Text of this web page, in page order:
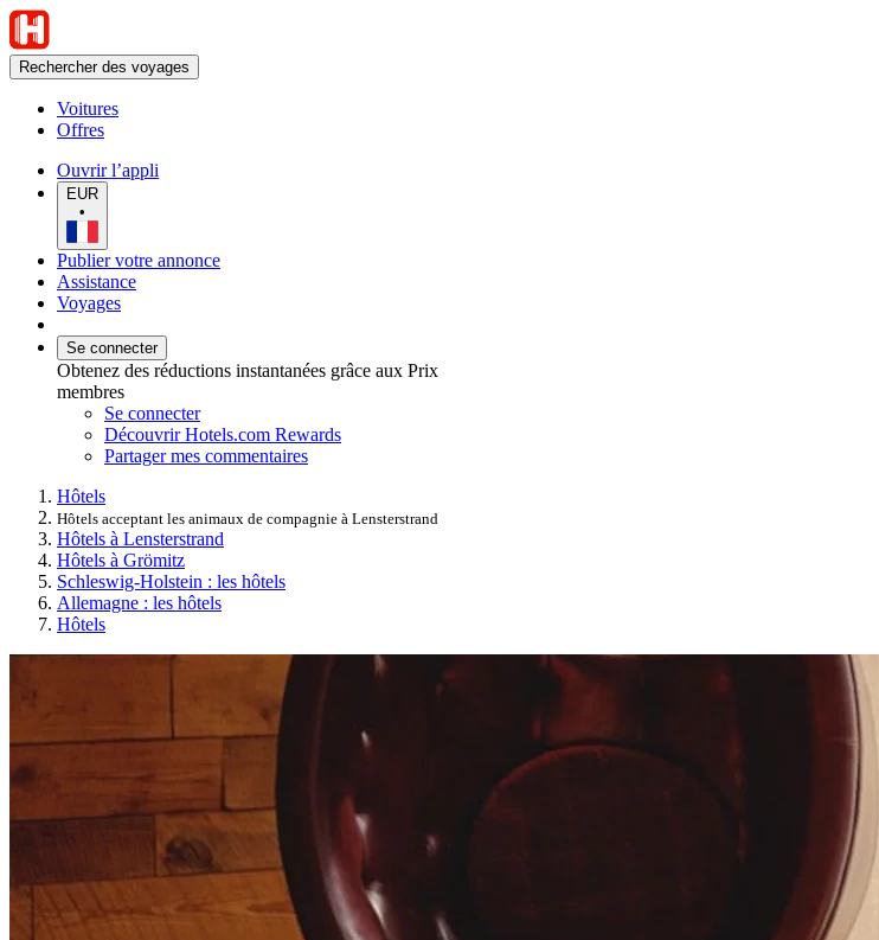
Rechercher des voyages
Voitures
Offres
Ouvrir l’appli
EUR
•
Publier votre annonce
Assistance
Voyages
Se connecter
Obtenez des réductions instantanées grâce aux Prix
membres
Se connecter
Découvrir Hotels.com Rewards
Partager mes commentaires
Hôtels
Hôtels acceptant les animaux de compagnie à Lensterstrand
Hôtels à Lensterstrand
Hôtels à Grömitz
Schleswig-Holstein : les hôtels
Allemagne : les hôtels
Hôtels